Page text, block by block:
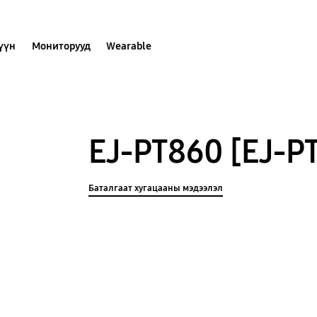
Мониторууд Wearable
EJ-PT860 [EJ-
Баталгаат хугацааны мэдээлэл